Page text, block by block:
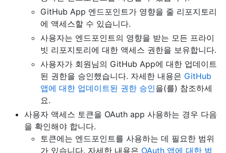
GitHub App 엔드포인트가 영향을 줄 리포지토리
에 액세스할 수 있습니다.
사용자는 엔드포인트의 영향을 받는 모든 프라이
빗 리포지토리에 대한 액세스 권한을 보유합니다.
사용자가 회원님의 GitHub App에 대한 업데이트
된 권한을 승인했습니다. 자세한 내용은 GitHub
앱에 대한 업데이트된 권한 승인을(를) 참조하세
요.
사용자 액세스 토큰을 OAuth app 사용하는 경우 다음
을 확인해야 합니다.
토큰에는 엔드포인트를 사용하는 데 필요한 범위
가 있습니다. 자세한 내용은 OAuth 앱에 대한 범